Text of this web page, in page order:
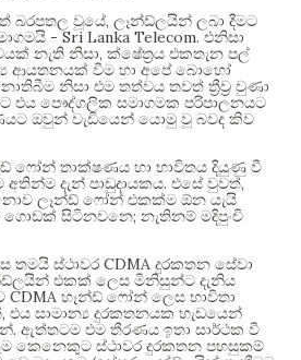
බරපතල වූයේ, ලෑන්ඩ්ලයින් ලබා දීමට
- Sri Lanka Telecom.එනිසා
නැති නිසා, ක්ෂේත්‍රය එකතැන පල්
ආයතනයක් වීම හා අපේ බොහෝ
නිසා එම තත්වය තවත් ත්‍රීව්‍ර වුණා
එය පෞද්ගලික සමාගමක පරිපාලනයට
ඔවුන් වැඩියෙන් යොමු වූ බවද කිව
ෆෝන් තාක්ෂණය හා භාවිතය දියුණු වී
දැන් පාඩුදායකය. එසේ වුවත්,
ලෑන්ඩ් ෆෝන් එකක්ම ඕන යැයි
ගොඩක් සිටිනවනෙ; නැතිනම් මදිපුංචි
තමයි ස්ථාවර CDMA දුරකතන සේවා
එකක් ලෙස මිනිසුන්ට දැනිය
CDMA හෑන්ඩ් ෆෝන් ලෙස භාවිතා
, එය සාමාන්‍ය දුරකතනයක හැඩයෙන්
. ඇත්තටම එම තීරණය ඉතා සාර්ථක වී
කෙනෙකුට ස්ථාවර දුරකතන පහසුකම්